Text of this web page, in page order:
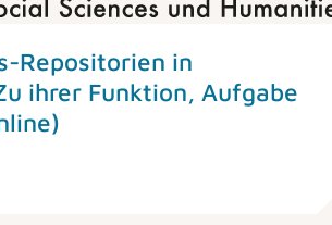
Repositorien in
ihrer Funktion, Aufgabe